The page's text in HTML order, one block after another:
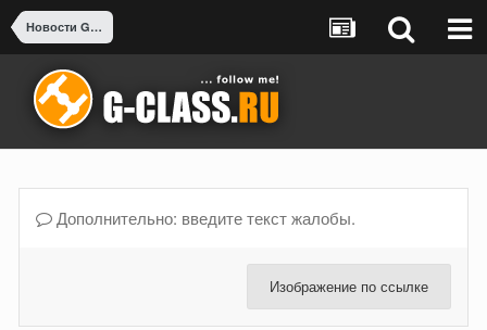
Новости G-class
Дополнительно: введите текст жалобы.
Изображение по ссылке